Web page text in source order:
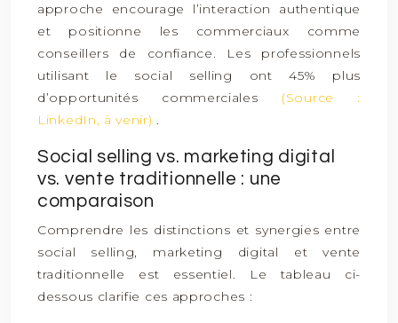
approche encourage l’interaction authentique
et positionne les commerciaux comme
conseillers de confiance. Les professionnels
utilisant le social selling ont 45% plus
d’opportunités commerciales (Source :
LinkedIn, à venir) .
Social selling vs. marketing digital
vs. vente traditionnelle : une
comparaison
Comprendre les distinctions et synergies entre
social selling, marketing digital et vente
traditionnelle est essentiel. Le tableau ci-
dessous clarifie ces approches :